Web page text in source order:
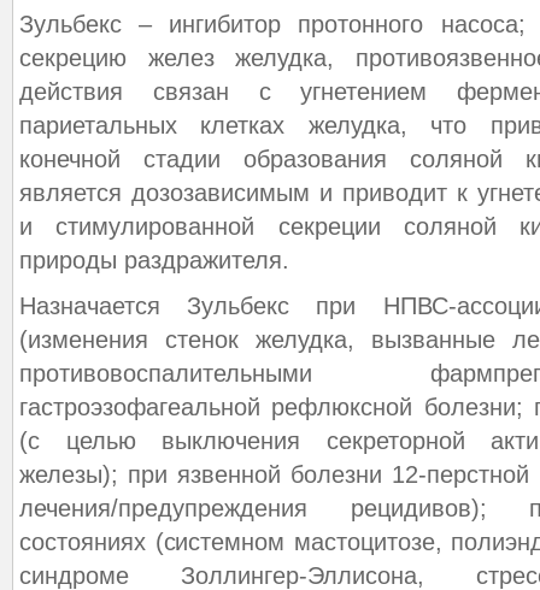
Зульбекс – ингибитор протонного
секрецию желез желудка,
действия связан с угнетением
париетальных клетках желудка, что
конечной стадии образования соляной
является дозозависимым и приводит к
и стимулированной секреции соляной
природы раздражителя.
Назначается Зульбекс при НПВС-
(изменения стенок желудка, вызванные
противовоспалительными
гастроэзофагеальной рефлюксной болезни;
(c целью выключения секреторной
железы); при язвенной болезни 12-
лечения/предупреждения рецидивов);
состояниях (системном мастоцитозе,
синдроме Золлингер-Эллисона,